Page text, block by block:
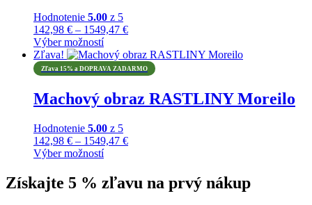
si
môžete
vybrať
na
stránke
Hodnotenie 5.00 z 5
142,98 € – 1549,47 €Price
142,98 €
through
1549,47 €
Výber možností
Tento
produkt
má
viacero
variantov.
si
môžete
vybrať
stránke
produktu.
Zľava!
Zľava 15% a DOPRAVA ZADARMO
Machový obraz RASTLINY Moreilo
Hodnotenie 5.00 z 5
142,98 € – 1549,47 €Price
1549,47 €
Výber možností
produkt
má
Získajte 5 % zľavu na prvý nákup